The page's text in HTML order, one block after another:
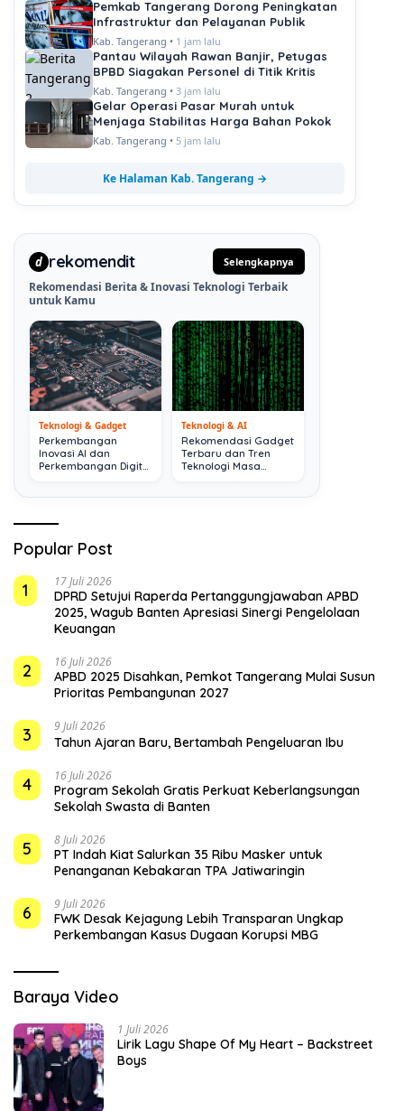
Pemkab Tangerang Dorong Peningkatan
Infrastruktur dan Pelayanan Publik
Kab. Tangerang • 1 jam lalu
Pantau Wilayah Rawan Banjir, Petugas
BPBD Siagakan Personel di Titik Kritis
Kab. Tangerang • 3 jam lalu
Gelar Operasi Pasar Murah untuk
Menjaga Stabilitas Harga Bahan Pokok
Kab. Tangerang • 5 jam lalu
Ke Halaman Kab. Tangerang →
d rekomendit Selengkapnya
Rekomendasi Berita & Inovasi Teknologi Terbaik
untuk Kamu
Teknologi & Gadget
Perkembangan
Inovasi AI dan
Perkembangan Digital
Teknologi & AI
Rekomendasi Gadget
Terbaru dan Tren
Teknologi Masa
Popular Post
1
17 Juli 2026
DPRD Setujui Raperda Pertanggungjawaban APBD
2025, Wagub Banten Apresiasi Sinergi Pengelolaan
Keuangan
2 16 Juli 2026
APBD 2025 Disahkan, Pemkot Tangerang Mulai Susun
Prioritas Pembangunan 2027
3 9 Juli 2026
Tahun Ajaran Baru, Bertambah Pengeluaran Ibu
4 16 Juli 2026
Program Sekolah Gratis Perkuat Keberlangsungan
Sekolah Swasta di Banten
5 8 Juli 2026
PT Indah Kiat Salurkan 35 Ribu Masker untuk
Penanganan Kebakaran TPA Jatiwaringin
6 9 Juli 2026
FWK Desak Kejagung Lebih Transparan Ungkap
Perkembangan Kasus Dugaan Korupsi MBG
Baraya Video
1 Juli 2026
Lirik Lagu Shape Of My Heart – Backstreet
Boys